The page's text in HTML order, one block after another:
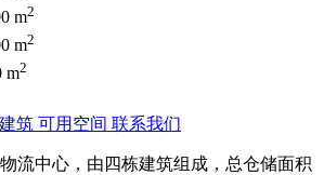
m2
m2
m2
建筑 可用空间 联系我们
物流中心，由四栋建筑组成，总仓储面积